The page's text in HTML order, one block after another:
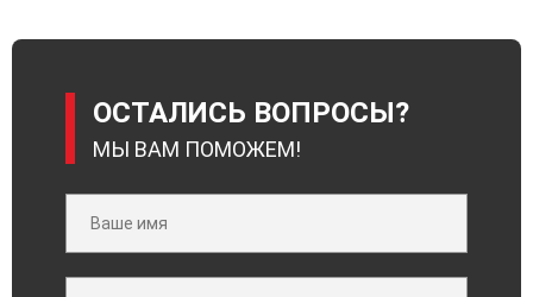
ОСТАЛИСЬ ВОПРОСЫ?
МЫ ВАМ ПОМОЖЕМ!